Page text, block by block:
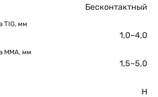
Бесконтактный
TIG, мм
1,0–4,0
MMA, мм
1,5–5,0
H